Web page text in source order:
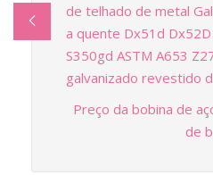
de telhado de metal
a quente Dx51d
S350gd ASTM A653
galvanizado revestido
Preço da bobina de
de